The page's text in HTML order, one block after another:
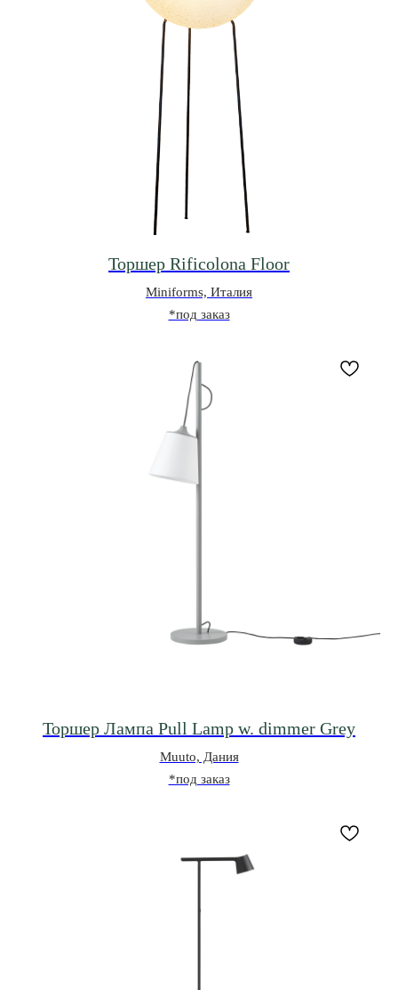
Торшер Rificolona Floor
Miniforms, Италия
*под заказ
Торшер Лампа Pull Lamp w. dimmer Grey
Muuto, Дания
*под заказ